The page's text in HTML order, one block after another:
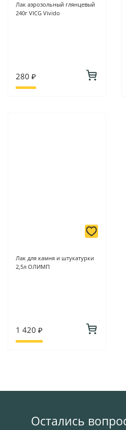
Лак аэрозольный глянцевый
240г VICG Vivido
280 ₽
Лак для камня и штукатурки
2,5л ОЛИМП
1 420 ₽
Остались